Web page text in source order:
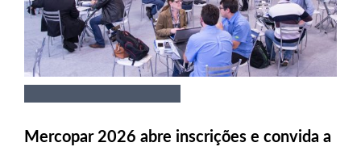
Mercopar 2026 abre inscrições e convida a